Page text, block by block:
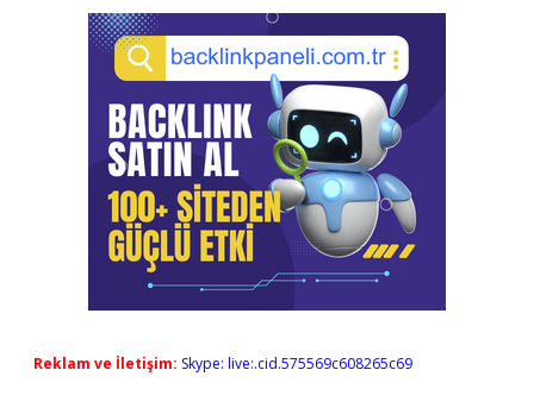
Reklam ve İletişim: Skype: live:.cid.575569c608265c69